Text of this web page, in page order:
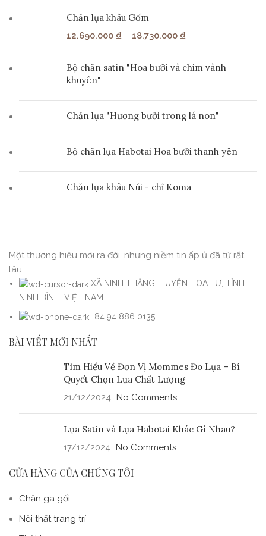
Chăn lụa khâu Gốm
12.690.000 ₫ – 18.730.000 ₫
Bộ chăn satin "Hoa bưởi và chim vành
khuyên"
Chăn lụa "Hương bưởi trong lá non"
Bộ chăn lụa Habotai Hoa bưởi thanh yên
Chăn lụa khâu Núi - chỉ Koma
Một thương hiệu mới ra đời, nhưng niềm tin ấp ủ đã từ rất
lâu
XÃ NINH THẮNG, HUYỆN HOA LƯ, TỈNH
NINH BÌNH, VIỆT NAM
+84 94 886 0135
BÀI VIẾT MỚI NHẤT
Tìm Hiểu Về Đơn Vị Mommes Đo Lụa – Bí
Quyết Chọn Lụa Chất Lượng
21/12/2024 No Comments
Lụa Satin và Lụa Habotai Khác Gì Nhau?
17/12/2024 No Comments
CỬA HÀNG CỦA CHÚNG TÔI
Chăn ga gối
Nội thất trang trí